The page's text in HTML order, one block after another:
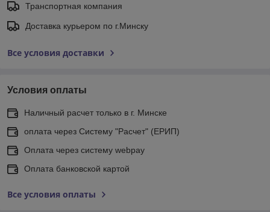
Транспортная компания
Доставка курьером по г.Минску
Все условия доставки
Условия оплаты
Наличный расчет только в г. Минске
оплата через Систему "Расчет" (ЕРИП)
Оплата через систему webpay
Оплата банковской картой
Все условия оплаты